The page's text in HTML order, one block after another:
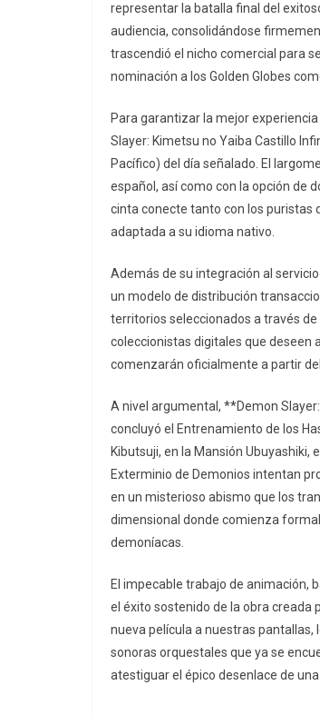
representar la batalla final del
audiencia, consolidándose
trascendió el nicho comercial para
nominación a los Golden Globes
Para garantizar la mejor
Slayer: Kimetsu no Yaiba Castillo
Pacífico) del día señalado. El
español, así como con la opción de
cinta conecte tanto con los puristas
adaptada a su idioma nativo.
Además de su integración al
un modelo de distribución
territorios seleccionados a través
coleccionistas digitales que deseen
comenzarán oficialmente a partir
A nivel argumental, **Demon
concluyó el Entrenamiento de los
Kibutsuji, en la Mansión
Exterminio de Demonios intentan
en un misterioso abismo que los
dimensional donde comienza
demoníacas.
El impecable trabajo de animación,
el éxito sostenido de la obra creada
nueva película a nuestras
sonoras orquestales que ya se
atestiguar el épico desenlace de